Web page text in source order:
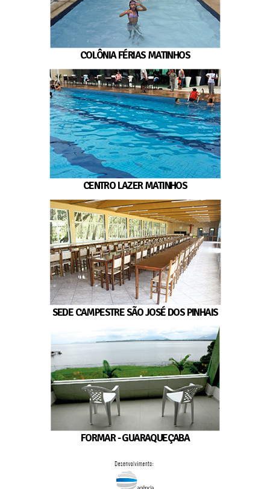
COLÔNIA FÉRIAS MATINHOS
CENTRO LAZER MATINHOS
SEDE CAMPESTRE SÃO JOSÉ DOS PINHAIS
FORMAR - GUARAQUEÇABA